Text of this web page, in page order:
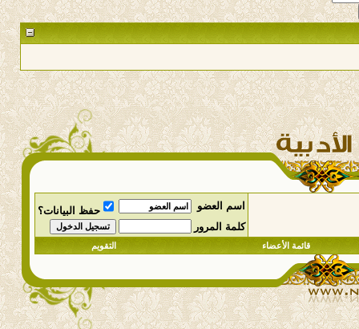
اسم العضو
حفظ البيانات؟
كلمة المرور
قائمة الأعضاء التقويم